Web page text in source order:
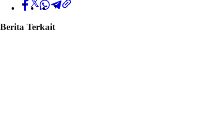
Berita Terkait